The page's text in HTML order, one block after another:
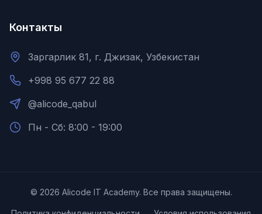
Контакты
Заргарлик 81, г. Джизак, Узбекистан
+998 95 677 22 88
@alicode_qabul
Пн - Сб: 8:00 - 19:00
© 2026 Alicode IT Academy. Все права защищены.